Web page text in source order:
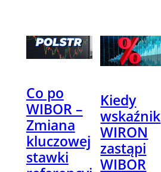
Co po
WIBOR –
Zmiana
kluczowej
stawki
Kiedy
wskaźnik
WIRON
zastąpi
WIBOR